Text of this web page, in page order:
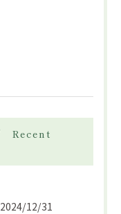
Recent
2024/12/31